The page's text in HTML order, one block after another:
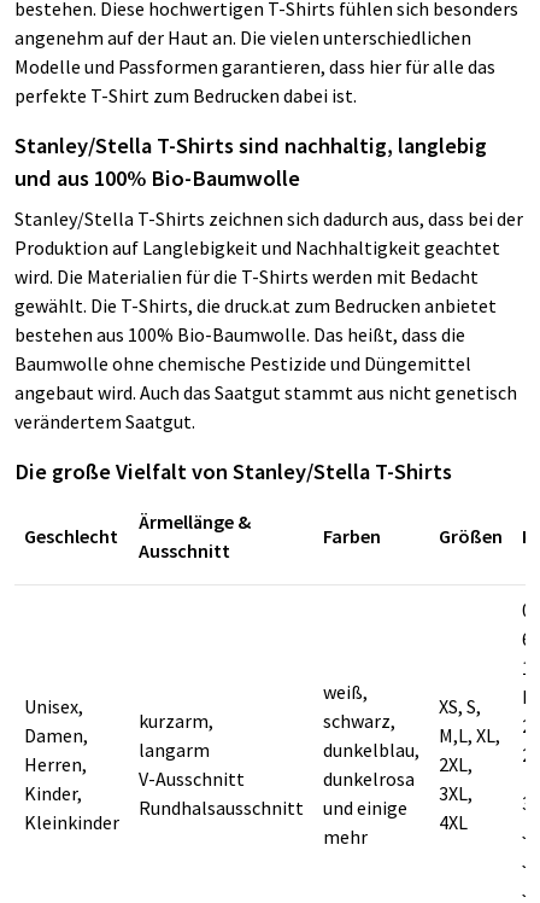
bestehen. Diese hochwertigen T-Shirts fühlen sich besonders
angenehm auf der Haut an. Die vielen unterschiedlichen
Modelle und Passformen garantieren, dass hier für alle das
perfekte T-Shirt zum Bedrucken dabei ist.
Stanley/Stella T-Shirts sind nachhaltig, langlebig
und aus 100% Bio-Baumwolle
Stanley/Stella T-Shirts zeichnen sich dadurch aus, dass bei der
Produktion auf Langlebigkeit und Nachhaltigkeit geachtet
wird. Die Materialien für die T-Shirts werden mit Bedacht
gewählt. Die T-Shirts, die druck.at zum Bedrucken anbietet
bestehen aus 100% Bio-Baumwolle. Das heißt, dass die
Baumwolle ohne chemische Pestizide und Düngemittel
angebaut wird. Auch das Saatgut stammt aus nicht genetisch
verändertem Saatgut.
Die große Vielfalt von Stanley/Stella T-Shirts
Geschlecht
Ärmellänge &
Ausschnitt
Farben Größen
Unisex,
Damen,
Herren,
Kinder,
Kleinkinder
kurzarm,
langarm
V-Ausschnitt
Rundhalsausschnitt
weiß,
schwarz,
dunkelblau,
dunkelrosa
und einige
mehr
XS, S,
M,L, XL,
2XL,
3XL,
4XL